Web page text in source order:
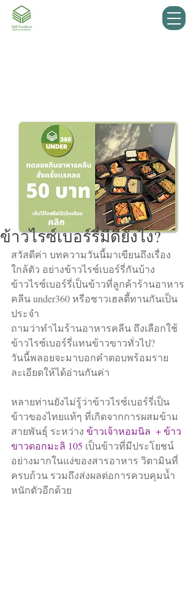
ข้าวไรซ์เบอร์รี่มีดียังไง?
สวัสดีค่า บทความวันนี้มาเขียนถึงเรื่อง
ใกล้ตัว อย่างข้าวไรซ์เบอร์รี่กันบ้าง
ข้าวไรซ์เบอร์รี่เป็นข้าวที่ลูกค้าร้านอาหาร
คลีน under360 หรือชาวเฮลตี้ทานกันเป็น
ประจำ
ถามว่าทำไมร้านอาหารคลีน ถึงเลือกใช้
ข้าวไรซ์เบอร์รี่แทนข้าวขาวทั่วไป?
วันนี้พลอยจะมาบอกคำตอบพร้อมราย
ละเอียดให้ได้อ่านกันค่า
หลายท่านยังไม่รู้ว่าข้าวไรซ์เบอร์รี่เป็น
ข้าวของไทยแท้ๆ ที่เกิดจากการผสมข้าม
สายพันธุ์ ระหว่าง ข้าวเจ้าหอมนิล  + ข้าว
ขาวดอกมะลิ 105 เป็นข้าวที่มีประโยชน์
อย่างมากในแง่ของสารอาหาร วิตามินที่
ครบถ้วน รวมถึงส่งผลต่อการควบคุมน้ำ
หนักตัวอีกด้วย